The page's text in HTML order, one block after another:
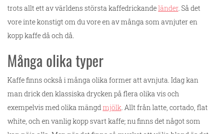
trots allt ett av världens största kaffedrickandeländer. Så det
vore inte konstigt om du vore en av många som avnjuter en
kopp kaffe då och då.
Många olika typer
Kaffe finns också i många olika former att avnjuta. Idag kan
man drick den klassiska drycken på flera olika vis och
exempelvis med olika mängdmjölk. Allt från latte, cortado, flat
white, och en vanlig kopp svart kaffe; nu finns det något som